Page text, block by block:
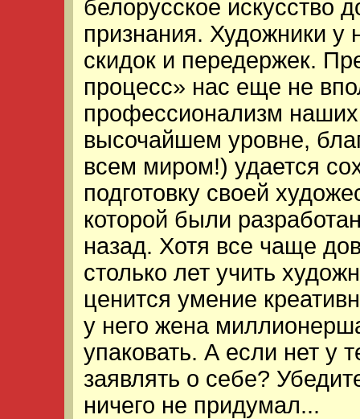
белорусское искусство
признания. Художники у
скидок и передержек.
процесс» нас еще не
профессионализм
высочайшем уровне,
всем миром!) удается
подготовку своей
которой были
назад. Хотя все чаще
столько лет учить
ценится умение
у него жена
упаковать. А если нет у
заявлять о себе?
ничего не придумал...